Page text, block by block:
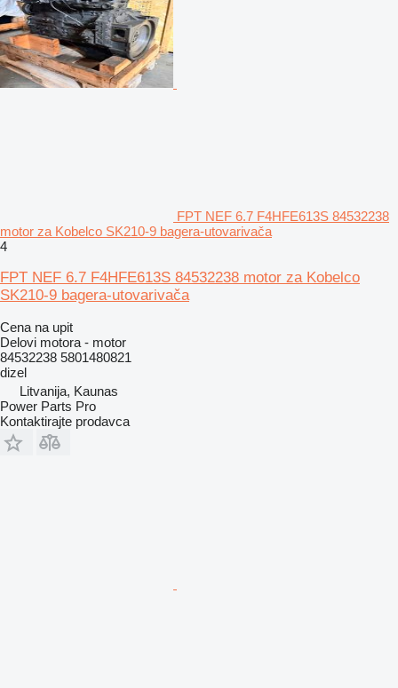
FPT NEF 6.7 F4HFE613S 84532238
motor za Kobelco SK210-9 bagerа-utovarivačа
4
FPT NEF 6.7 F4HFE613S 84532238 motor za Kobelco
SK210-9 bagera-utovarivača
Cena na upit
Delovi motora - motor
84532238 5801480821
dizel
Litvanija, Kaunas
Power Parts Pro
Kontaktirajte prodavca